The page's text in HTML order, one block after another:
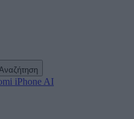
iPhone AI